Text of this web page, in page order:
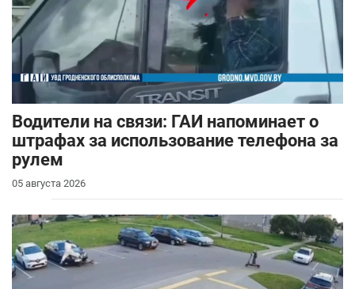
Водители на связи: ГАИ напоминает о
штрафах за использование телефона за
рулем
05 августа 2026